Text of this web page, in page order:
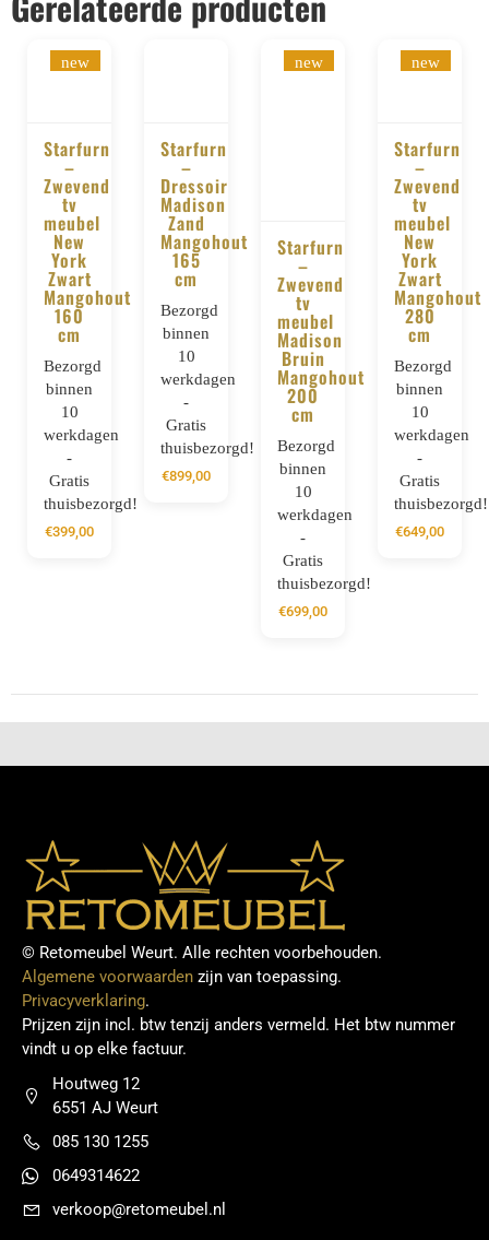
BESTELLEN
new
Starfurn
–
Zwevend
tv
meubel
New
York
Zwart
Mangohout
160
cm
Bezorgd
binnen
10
werkdagen
-
Gratis
thuisbezorgd!
€399,00
BESTELLEN
Starfurn
–
Dressoir
Madison
Zand
Mangohout
165
cm
Bezorgd
binnen
10
werkdagen
-
Gratis
thuisbezorgd!
€899,00
BESTELLEN
new
Starfurn
–
Zwevend
tv
meubel
Madison
Bruin
Mangohout
200
cm
Bezorgd
binnen
10
werkdagen
-
Gratis
thuisbezorgd!
€699,00
BESTELLEN
new
Starfurn
–
Zwevend
tv
meubel
New
York
Zwart
Mangohout
280
cm
Bezorgd
binnen
10
werkdagen
-
Gratis
thuisbezorgd!
€649,00
© Retomeubel Weurt. Alle rechten voorbehouden.
Algemene voorwaarden zijn van toepassing.
Privacyverklaring.
Prijzen zijn incl. btw tenzij anders vermeld. Het btw nummer
vindt u op elke factuur.
Houtweg 12
6551 AJ Weurt
085 130 1255
0649314622
verkoop@retomeubel.nl